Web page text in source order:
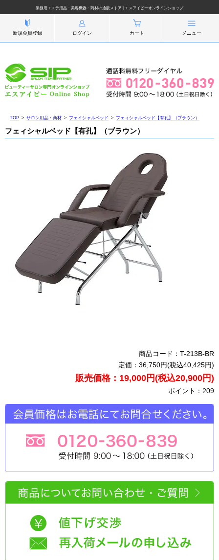
業務用エステ用品・美容機器・商材の通販ストア | エスアイピーオンラインショップ
新規会員登録 ログイン カート メニュー
TOP サロン用品・商材 フェイシャルベッド フェィシャルベッド【有孔】（ブラウン）
フェィシャルベッド【有孔】（ブラウン）
商品コード：T-213B-BR
定価：36,750円(税込40,425円)
販売価格：19,000円(税込20,900円)
ポイント：209